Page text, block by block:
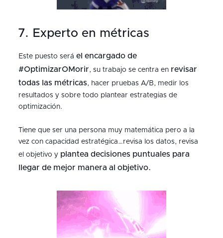
7. Experto en métricas
Este puesto será el encargado de
#OptimizarOMorir, su trabajo se centra en revisar
todas las métricas, hacer pruebas A/B, medir los
resultados y sobre todo plantear estrategias de
optimización.
Tiene que ser una persona muy matemática pero a la
vez con capacidad estratégica…revisa los datos, revisa
el objetivo y plantea decisiones puntuales para
llegar de mejor manera al objetivo.